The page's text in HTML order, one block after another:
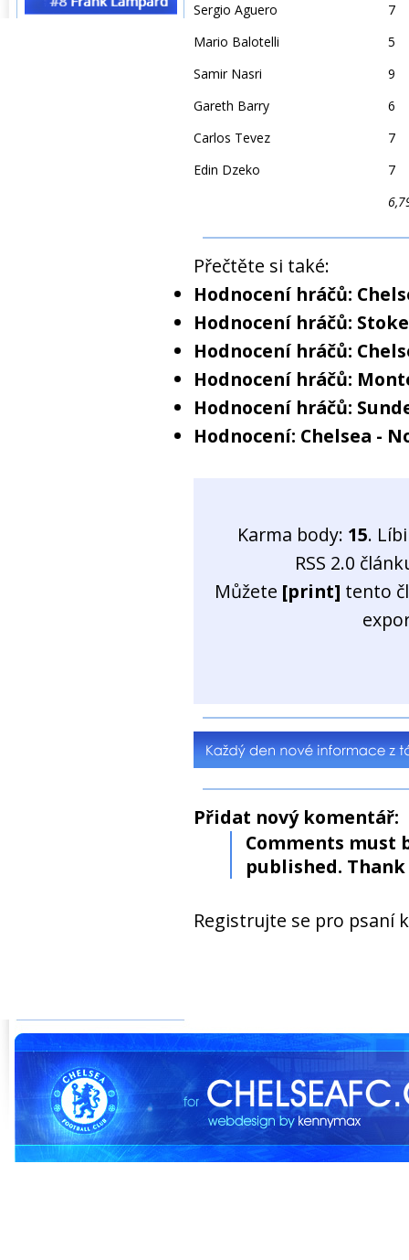
Sergio Aguero
7
Mario Balotelli
5
Samir Nasri
9
Gareth Barry
6
Carlos Tevez
7
Edin Dzeko
7
Přečtěte si také:
Hodnocení hráčů:
Hodnocení hráčů:
Hodnocení hráčů:
Hodnocení hráčů:
Hodnocení hráčů:
Hodnocení: Chelsea -
Karma body: 15.
RSS 2.0
Můžete [print] tento
Přidat nový komentář:
Comments must
published. Thank
Registrujte se pro psaní